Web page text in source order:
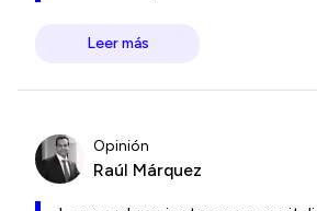
Leer más
Opinión
Raúl Márquez